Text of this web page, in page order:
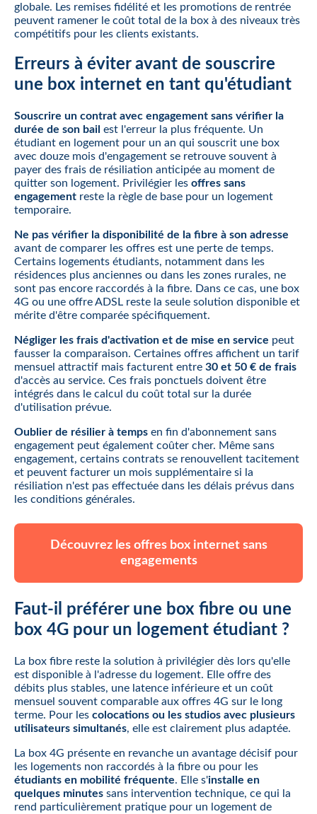
globale. Les remises fidélité et les promotions de rentrée
peuvent ramener le coût total de la box à des niveaux très
compétitifs pour les clients existants.
Erreurs à éviter avant de souscrire
une box internet en tant qu'étudiant
Souscrire un contrat avec engagement sans vérifier la
durée de son bail est l'erreur la plus fréquente. Un
étudiant en logement pour un an qui souscrit une box
avec douze mois d'engagement se retrouve souvent à
payer des frais de résiliation anticipée au moment de
quitter son logement. Privilégier les offres sans
engagement reste la règle de base pour un logement
temporaire.
Ne pas vérifier la disponibilité de la fibre à son adresse
avant de comparer les offres est une perte de temps.
Certains logements étudiants, notamment dans les
résidences plus anciennes ou dans les zones rurales, ne
sont pas encore raccordés à la fibre. Dans ce cas, une box
4G ou une offre ADSL reste la seule solution disponible et
mérite d'être comparée spécifiquement.
Négliger les frais d'activation et de mise en service peut
fausser la comparaison. Certaines offres affichent un tarif
mensuel attractif mais facturent entre 30 et 50 € de frais
d'accès au service. Ces frais ponctuels doivent être
intégrés dans le calcul du coût total sur la durée
d'utilisation prévue.
Oublier de résilier à temps en fin d'abonnement sans
engagement peut également coûter cher. Même sans
engagement, certains contrats se renouvellent tacitement
et peuvent facturer un mois supplémentaire si la
résiliation n'est pas effectuée dans les délais prévus dans
les conditions générales.
Découvrez les offres box internet sans
engagements
Faut-il préférer une box fibre ou une
box 4G pour un logement étudiant ?
La box fibre reste la solution à privilégier dès lors qu'elle
est disponible à l'adresse du logement. Elle offre des
débits plus stables, une latence inférieure et un coût
mensuel souvent comparable aux offres 4G sur le long
terme. Pour les colocations ou les studios avec plusieurs
utilisateurs simultanés, elle est clairement plus adaptée.
La box 4G présente en revanche un avantage décisif pour
les logements non raccordés à la fibre ou pour les
étudiants en mobilité fréquente. Elle s'installe en
quelques minutes sans intervention technique, ce qui la
rend particulièrement pratique pour un logement de